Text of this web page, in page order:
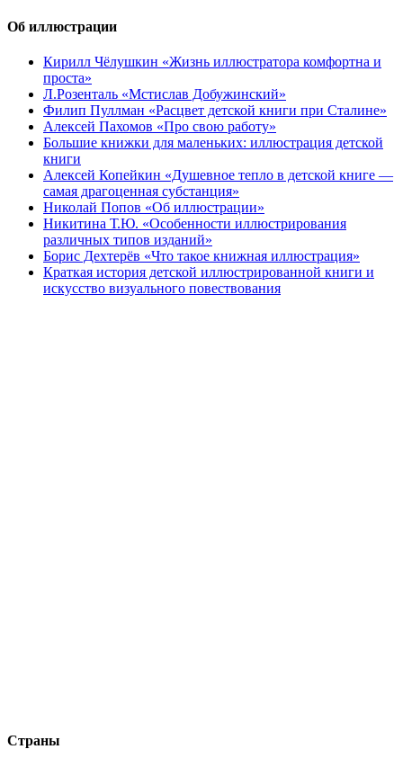
Об иллюстрации
Кирилл Чёлушкин «Жизнь иллюстратора комфортна и
проста»
Л.Розенталь «Мстислав Добужинский»
Филип Пуллман «Расцвет детской книги при Сталине»
Алексей Пахомов «Про свою работу»
Большие книжки для маленьких: иллюстрация детской
книги
Алексей Копейкин «Душевное тепло в детской книге —
самая драгоценная субстанция»
Николай Попов «Об иллюстрации»
Никитина Т.Ю. «Особенности иллюстрирования
различных типов изданий»
Борис Дехтерёв «Что такое книжная иллюстрация»
Краткая история детской иллюстрированной книги и
искусство визуального повествования
Страны